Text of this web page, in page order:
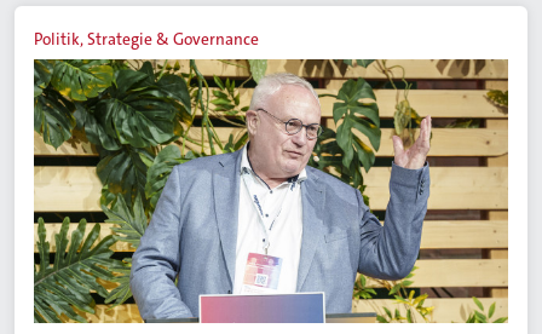
Politik, Strategie & Governance